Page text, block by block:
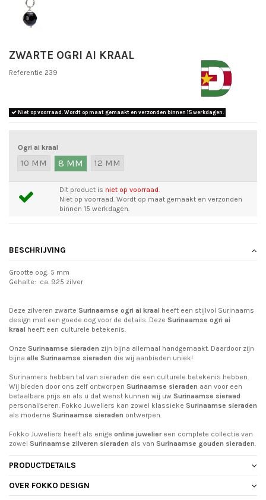
ZWARTE OGRI AI KRAAL
Referentie 239
Niet op voorraad. Wordt op maat gemaakt en verzonden binnen 15 werkdagen.
Ogri ai kraal
10 MM 8 MM 12 MM
Dit product is niet op voorraad.
Niet op voorraad. Wordt op maat gemaakt en verzonden
binnen 15 werkdagen.
BESCHRIJVING
Grootte oog: 5 mm
Gehalte: ca. 925 zilver
Deze zilveren zwarte Surinaamse ogri ai kraal heeft een stijlvol Surinaams
design met een goede oog voor de details. Deze Surinaamse ogri ai
kraal heeft een culturele betekenis.
Onze Surinaamse sieraden zijn bijna allemaal handgemaakt. Daardoor zijn
bijna alle Surinaamse sieraden die wij aanbieden uniek!
Surinamers hebben tal van sieraden die een culturele betekenis hebben.
Wij bieden door ons zelf ontworpen Surinaamse sieraden aan voor een
betaalbare prijs en als u dat wenst kunnen wij uw Surinaamse sieraad
personaliseren. Fokko Juweliers kan zowel klassieke Surinaamse sieraden
als moderne Surinaamse sieraden ontwerpen.
Fokko Juweliers heeft als enige online juweliereen complete collectie van
zowel Surinaamse zilveren sieraden als van Surinaamse gouden sieraden.
PRODUCTDETAILS
OVER FOKKO DESIGN